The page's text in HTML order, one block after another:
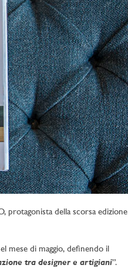
protagonista della scorsa edizione
mese di maggio, definendo il
tra designer e artigiani”.